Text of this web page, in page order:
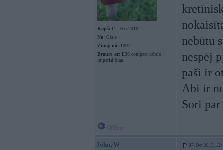
Kopš: 11. Feb 2010
No: Cēsis
Ziņojumi: 1097
Braucu ar: E36 compact cabrio
imperial blau
nebūtu
nespēj
paši ir
Abi ir
Sori
JohnyW 07. Oct 2015,